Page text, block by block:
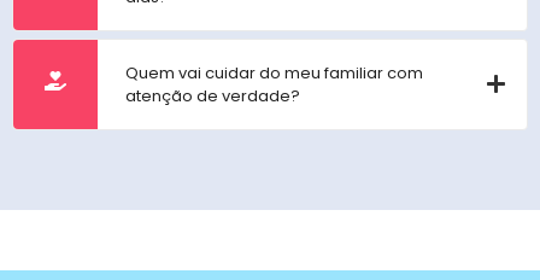
Quem vai cuidar do meu familiar com
atenção de verdade?